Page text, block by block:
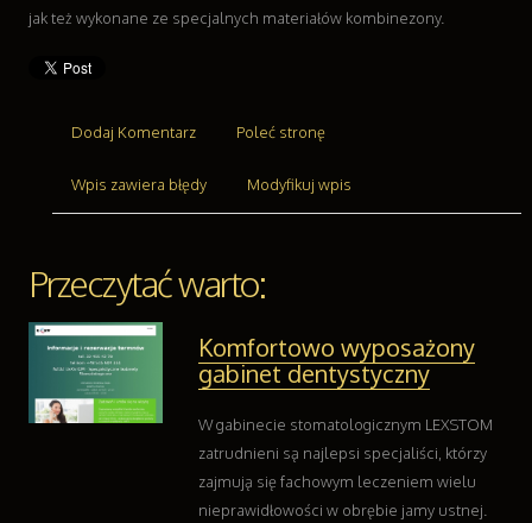
Transport
Salony, Komisy
Agencje Reklamowe
Ruch
Hobby
Zajęcia Sportowe i Rekreacyjne
Branże
Informatyczne
Restauracje, Catering
Fotografia
jak też wykonane ze specjalnych materiałów kombinezony.
Dodaj Komentarz Poleć stronę
Wpis zawiera błędy Modyfikuj wpis
Przeczytać warto:
Komfortowo wyposażony
gabinet dentystyczny
W gabinecie stomatologicznym LEXSTOM
zatrudnieni są najlepsi specjaliści, którzy
zajmują się fachowym leczeniem wielu
nieprawidłowości w obrębie jamy ustnej.